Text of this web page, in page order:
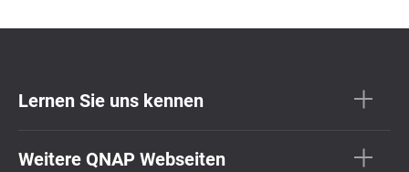
Lernen Sie uns kennen
Weitere QNAP Webseiten